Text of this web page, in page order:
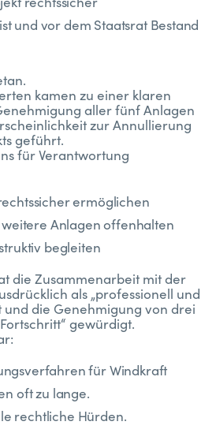
und vor dem Staatsrat Bestand
kamen zu einer klaren
aller fünf Anlagen
zur Annullierung
geführt.
für Verantwortung
ermöglichen
weitere Anlagen offenhalten
begleiten
die Zusammenarbeit mit der
als „professionell und
und die Genehmigung von drei
gewürdigt.
für Windkraft
oft zu lange.
rechtliche Hürden.